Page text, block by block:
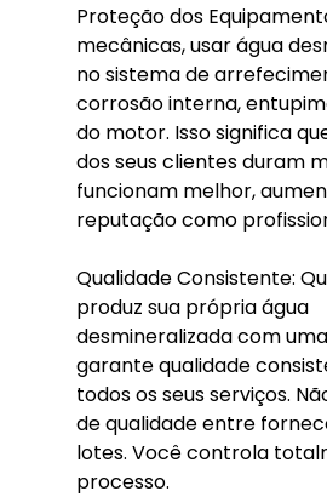
Proteção dos
mecânicas, usar água
no sistema de
corrosão interna,
do motor. Isso significa
dos seus clientes duram
funcionam melhor,
reputação como
Qualidade Consistente:
produz sua própria água
desmineralizada com
garante qualidade
todos os seus serviços.
de qualidade entre
lotes. Você controla
processo.